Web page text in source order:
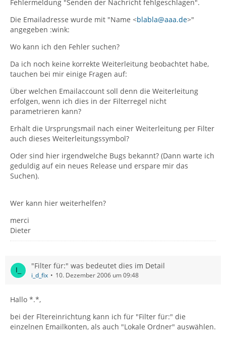
Fehlermeldung "Senden der Nachricht fehlgeschlagen".
Die Emailadresse wurde mit "Name <blabla@aaa.de>"
angegeben :wink:
Wo kann ich den Fehler suchen?
Da ich noch keine korrekte Weiterleitung beobachtet habe,
tauchen bei mir einige Fragen auf:
Über welchen Emailaccount soll denn die Weiterleitung
erfolgen, wenn ich dies in der Filterregel nicht
parametrieren kann?
Erhält die Ursprungsmail nach einer Weiterleitung per Filter
auch dieses Weiterleitungssymbol?
Oder sind hier irgendwelche Bugs bekannt? (Dann warte ich
geduldig auf ein neues Release und erspare mir das
Suchen).
Wer kann hier weiterhelfen?
merci
Dieter
"Filter für:" was bedeutet dies im Detail
i_d_fix 10. Dezember 2006 um 09:48
Hallo *.*,
bei der Fltereinrichtung kann ich für "Filter für:" die
einzelnen Emailkonten, als auch "Lokale Ordner" auswählen.